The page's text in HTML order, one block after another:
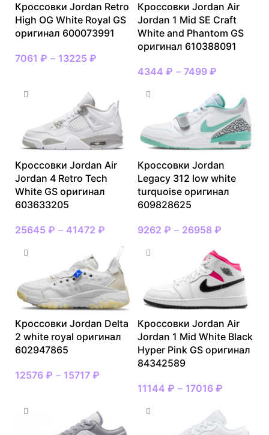
Кроссовки Jordan Retro
High OG White Royal GS
оригинал 600073991
7061 ₽ – 13225 ₽
Кроссовки Jordan Air
Jordan 1 Mid SE Craft
White and Phantom GS
оригинал 610388091
4344 ₽ – 7499 ₽
Кроссовки Jordan Air
Jordan 4 Retro Tech
White GS оригинал
603633205
25645 ₽ – 41472 ₽
Кроссовки Jordan
Legacy 312 low white
turquoise оригинал
609828625
9262 ₽ – 26958 ₽
Кроссовки Jordan Delta
2 white royal оригинал
602947865
12576 ₽ – 15717 ₽
Кроссовки Jordan Air
Jordan 1 Mid White Black
Hyper Pink GS оригинал
84342589
11144 ₽ – 17016 ₽